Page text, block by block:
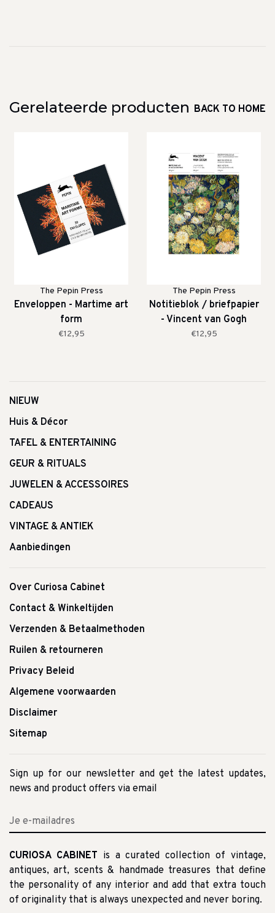
Gerelateerde producten BACK TO HOME
The Pepin Press
Enveloppen - Martime art
form
€12,95
The Pepin Press
Notitieblok / briefpapier
- Vincent van Gogh
€12,95
NIEUW
Huis & Décor
TAFEL & ENTERTAINING
GEUR & RITUALS
JUWELEN & ACCESSOIRES
CADEAUS
VINTAGE & ANTIEK
Aanbiedingen
Over Curiosa Cabinet
Contact & Winkeltijden
Verzenden & Betaalmethoden
Ruilen & retourneren
Privacy Beleid
Algemene voorwaarden
Disclaimer
Sitemap
Sign up for our newsletter and get the latest updates,
news and product offers via email
CURIOSA CABINET is a curated collection of vintage,
antiques, art, scents & handmade treasures that define
the personality of any interior and add that extra touch
of originality that is always unexpected and never boring.